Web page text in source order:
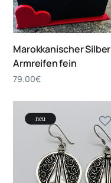
Marokkanischer Silber
Armreifen fein
79.00€
neu